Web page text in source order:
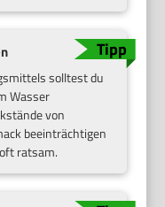
solltest du
Wasser
von
beeinträchtigen
ratsam.